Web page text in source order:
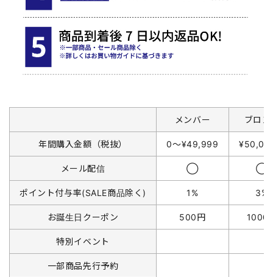
メンバー ブロン
年間購入金額（税抜） 0〜¥49,999
メール配信 ◯ ◯
ポイント付与率(SALE商品除く) 1% 3%
お誕生日クーポン 500円 1000
特別イベント
一部商品先行予約